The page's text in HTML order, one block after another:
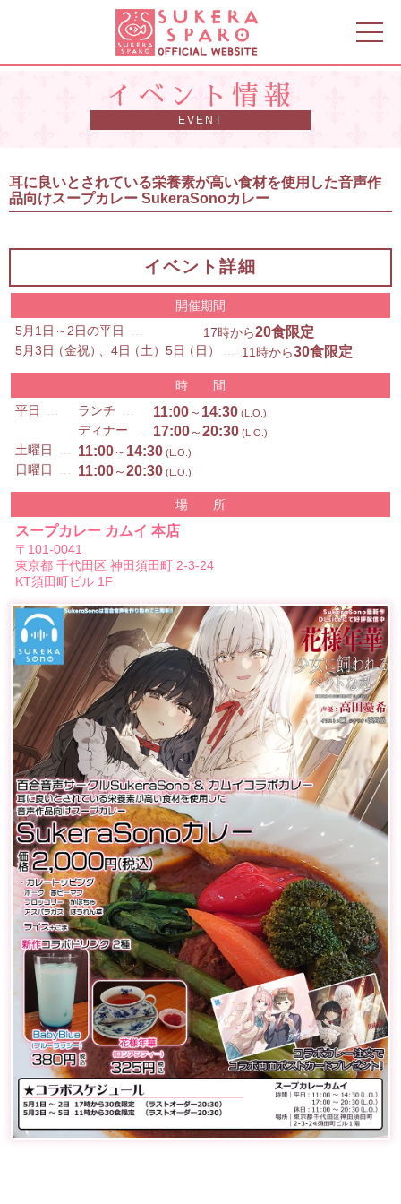
イベント情報
耳に良いとされている栄養素が高い食材を使用した音声作
品向けスープカレー SukeraSonoカレー
イベント詳細
開催期間
5月1日～2日の平日
17時から20食限定
5月3日（金祝） 、4日（土） 5日（ 日 ） 11時から30食限定
時 間
平日
ランチ 11:00～ 14:30 (L.O.)
ディナー 17:00～20:30 (L.O.)
土曜日 11:00～ 14:30 (L.O.)
日曜日 11:00～20:30 (L.O.)
場 所
スープカレー カムイ 本店
〒101-0041
東京都 千代田区 神田須田町 2-3-24
KT須田町ビル 1F